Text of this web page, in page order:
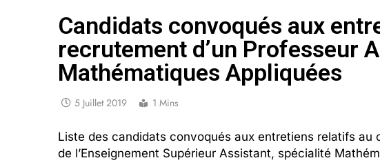
Candidats convoqués aux
recrutement d’un Professeur
Mathématiques Appliquées
5 Juillet 2019 1 Mins
Liste des candidats convoqués aux entretiens relatifs au
de l’Enseignement Supérieur Assistant, spécialité